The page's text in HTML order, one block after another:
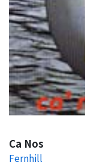
Ca Nos
Fernhill